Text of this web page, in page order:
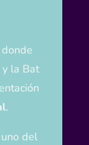
y la Bat
.
del